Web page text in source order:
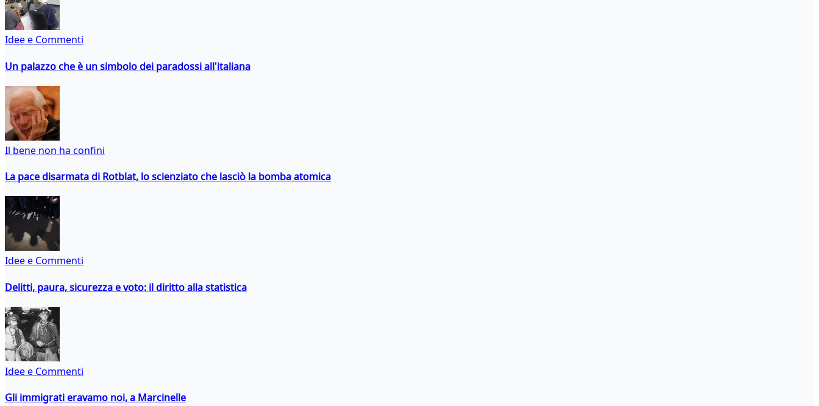
Idee e Commenti
Un palazzo che è un simbolo dei paradossi all'italiana
Il bene non ha confini
La pace disarmata di Rotblat, lo scienziato che lasciò la bomba atomica
Idee e Commenti
Delitti, paura, sicurezza e voto: il diritto alla statistica
Idee e Commenti
Gli immigrati eravamo noi, a Marcinelle